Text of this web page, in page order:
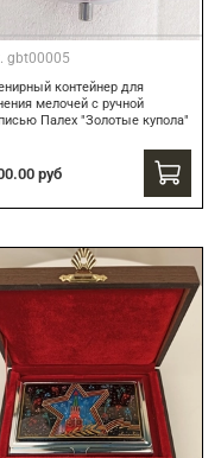
gbt00005
контейнер для
мелочей с ручной
Палех "Золотые купола"
руб